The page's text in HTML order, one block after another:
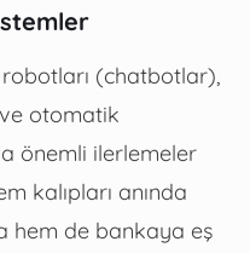
(chatbotlar),
otomatik
önemli ilerlemeler
kalıpları anında
hem de bankaya eş